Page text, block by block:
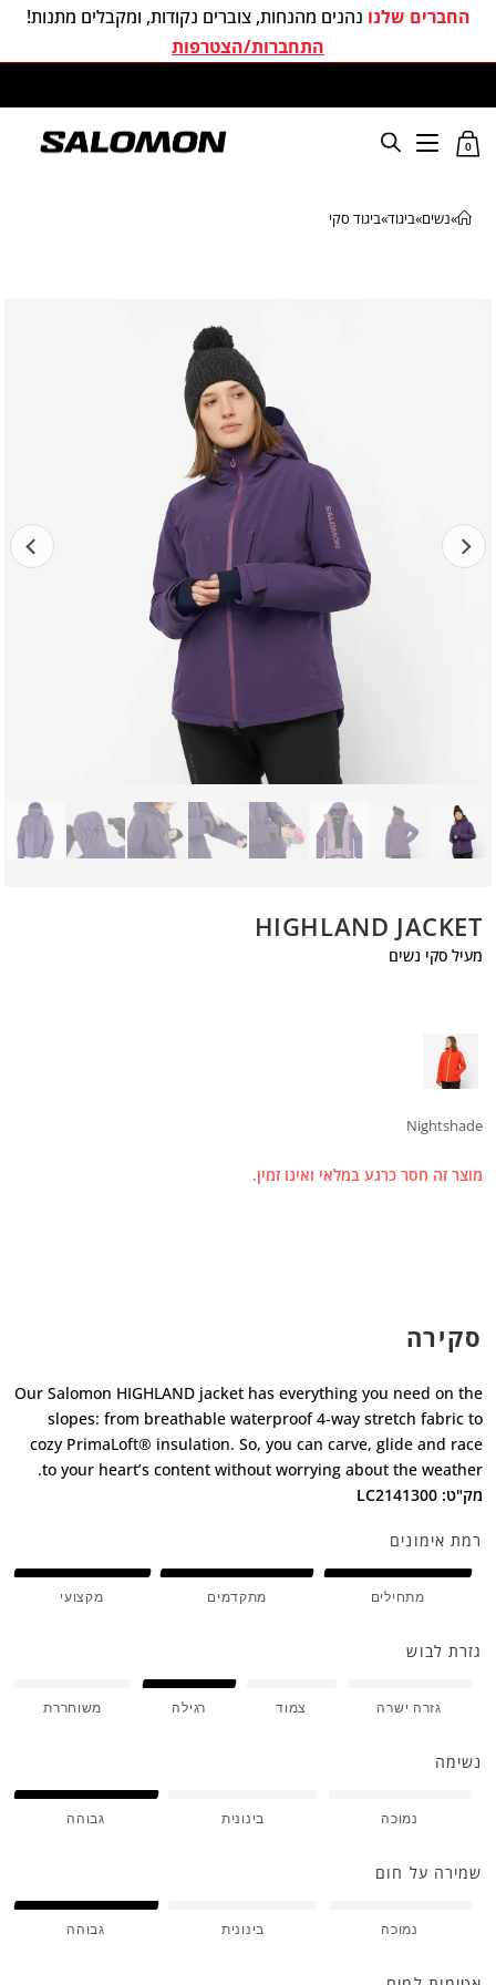
החברים שלנו נהנים מהנחות, צוברים נקודות, ומקבלים מתנות!
התחברות/הצטרפות
0
»נשים»ביגוד»ביגוד סקי
HIGHLAND JACKET
מעיל סקי נשים
Nightshade
מוצר זה חסר כרגע במלאי ואינו זמין.
סקירה
Our Salomon HIGHLAND jacket has everything you need on the
slopes: from breathable waterproof 4-way stretch fabric to
cozy PrimaLoft® insulation. So, you can carve, glide and race
to your heart’s content without worrying about the weather.
מק"ט: LC2141300
רמת אימונים
מתחילים מתקדמים מקצועי
גזרת לבוש
גזרה ישרה צמוד רגילה משוחררת
נשימה
נמוכה בינונית גבוהה
שמירה על חום
נמוכה בינונית גבוהה